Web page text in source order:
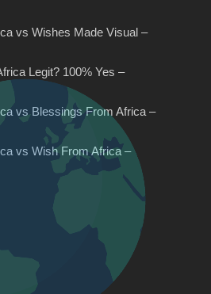
tips voor
van een
examen
tips voor je theorie
je binnenkort een
op de planning…
de verschillende
makelaars?
is niet zomaar
kan er dus…
From Africa
Reviews &
Africa Real?
& ExperienceIf
whether Wishes
vs Wishes Made Visual –
Legit? 100% Yes –
vs Blessings From Africa –
vs Wish From Africa –